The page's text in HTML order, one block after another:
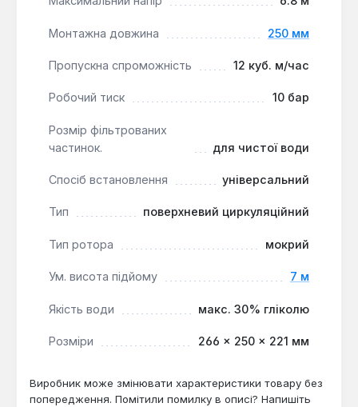
чистою водою або рідинами з вмістом гліколю до
до 10 бар.
Монтажна довжина 250 мм
Пропускна спроможність 12 куб. м/час
Робочий тиск 10 бар
Розмір фільтрованих
частинок.
для чистої води
Спосіб встановлення універсальний
Тип поверхневий циркуляційний
Тип ротора мокрий
Ум. висота підйому 7 м
Якість води макс. 30% гліколю
Розміри 266 × 250 × 221 мм
Виробник може змінювати характеристики товару без
попередження. Помітили помилку в описі? Напишіть